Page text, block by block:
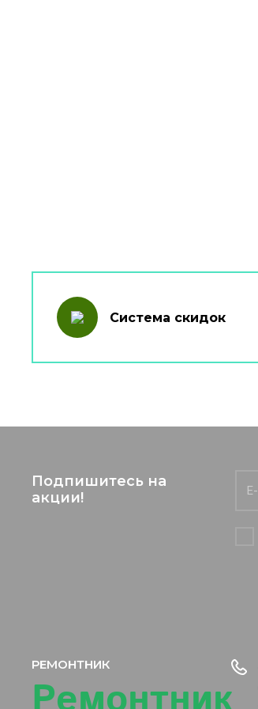
Система скидок
Подпишитесь на
акции!
РЕМОНТНИК